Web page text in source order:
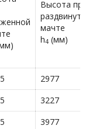
Высота при
мачте
h4 (мм)
2977
3227
3977